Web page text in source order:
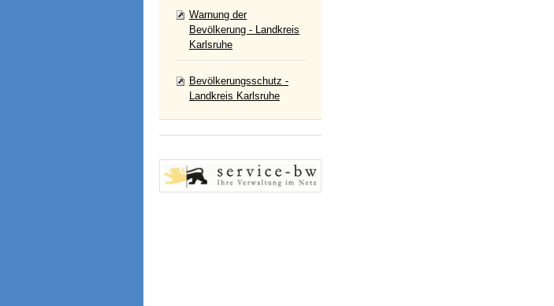
Warnung der
Bevölkerung - Landkreis
Karlsruhe
Bevölkerungsschutz -
Landkreis Karlsruhe